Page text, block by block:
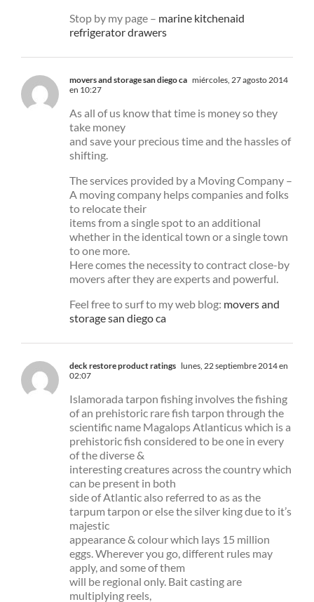
Stop by my page – marine kitchenaid
refrigerator drawers
movers and storage san diego ca miércoles, 27 agosto 2014
en 10:27
As all of us know that time is money so they
take money
and save your precious time and the hassles of
shifting.
The services provided by a Moving Company –
A moving company helps companies and folks
to relocate their
items from a single spot to an additional
whether in the identical town or a single town
to one more.
Here comes the necessity to contract close-by
movers after they are experts and powerful.
Feel free to surf to my web blog: movers and
storage san diego ca
deck restore product ratings lunes, 22 septiembre 2014 en
02:07
Islamorada tarpon fishing involves the fishing
of an prehistoric rare fish tarpon through the
scientific name Magalops Atlanticus which is a
prehistoric fish considered to be one in every
of the diverse &
interesting creatures across the country which
can be present in both
side of Atlantic also referred to as as the
tarpum tarpon or else the silver king due to it’s
majestic
appearance & colour which lays 15 million
eggs. Wherever you go, different rules may
apply, and some of them
will be regional only. Bait casting are
multiplying reels,